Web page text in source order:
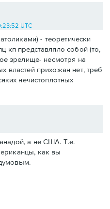
UTC
- теоретически
кп представляло собой (то,
зрелище- несмотря на
властей прихожан нет, треб
нечистоплотных
а не США. Т.е.
как вы